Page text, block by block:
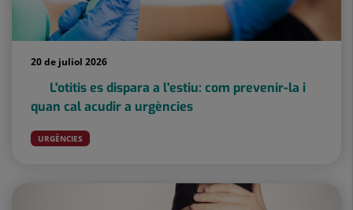
20 de juliol 2026
L'otitis es dispara a l'estiu: com prevenir-la i
quan cal acudir a urgències
URGÈNCIES